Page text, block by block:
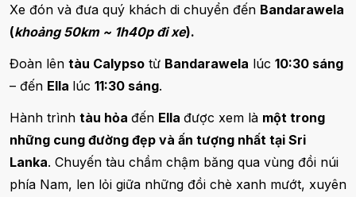
Xe đón và đưa quý khách di chuyển đến Bandarawela
(khoảng 50km ~ 1h40p đi xe).
Đoàn lên tàu Calypso từ Bandarawela lúc 10:30 sáng
– đến Ella lúc 11:30 sáng.
Hành trình tàu hỏa đến Ella được xem là một trong
những cung đường đẹp và ấn tượng nhất tại Sri
Lanka. Chuyến tàu chầm chậm băng qua vùng đồi núi
phía Nam, len lỏi giữa những đồi chè xanh mướt, xuyên